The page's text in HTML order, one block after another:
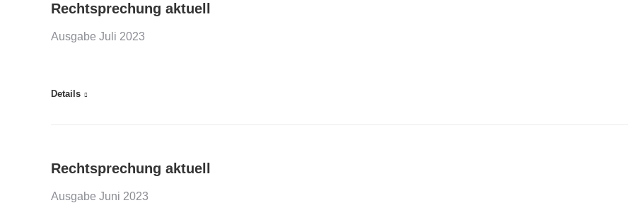
Rechtsprechung aktuell
Ausgabe Juli 2023
Details
Rechtsprechung aktuell
Ausgabe Juni 2023